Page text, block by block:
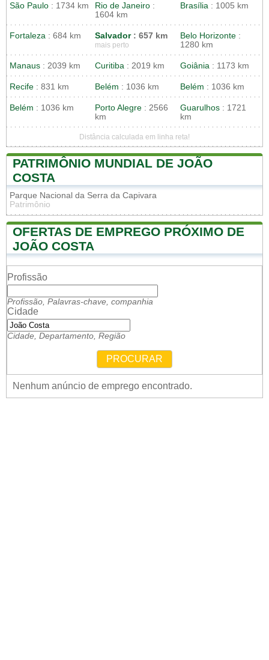
São Paulo : 1734 km Rio de Janeiro :
1604 km
Brasília : 1005 km
Fortaleza : 684 km Salvador: 657 km
mais perto
Belo Horizonte :
1280 km
Manaus : 2039 km Curitiba : 2019 km Goiânia : 1173 km
Recife : 831 km Belém : 1036 km Belém : 1036 km
Belém : 1036 km Porto Alegre : 2566
km
Guarulhos : 1721
km
Distância calculada em linha reta!
PATRIMÔNIO MUNDIAL DE JOÃO
COSTA
Parque Nacional da Serra da Capivara
Patrimônio
OFERTAS DE EMPREGO PRÓXIMO DE
JOÃO COSTA
Profissão
Profissão, Palavras-chave, companhia
Cidade
Cidade, Departamento, Região
PROCURAR
Nenhum anúncio de emprego encontrado.